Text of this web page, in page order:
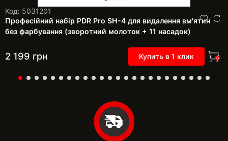
Код: 5031201
Професійний набір PDR Pro SH-4 для видалення вм'ятин
без фарбування (зворотний молоток + 11 насадок)
2 199 грн Купить в 1 клик 0